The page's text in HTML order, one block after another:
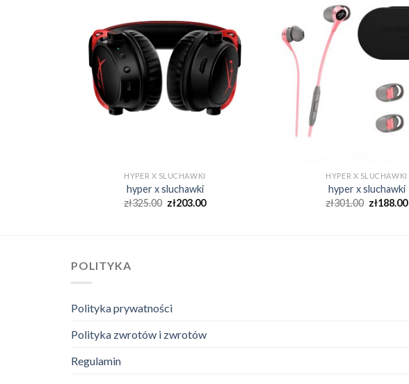
HYPER X SLUCHAWKI
hyper x sluchawki
zł325.00 zł203.00
HYPER X SLUCHAWKI
hyper x sluchawki
zł301.00 zł188.00
POLITYKA
Polityka prywatności
Polityka zwrotów i zwrotów
Regulamin